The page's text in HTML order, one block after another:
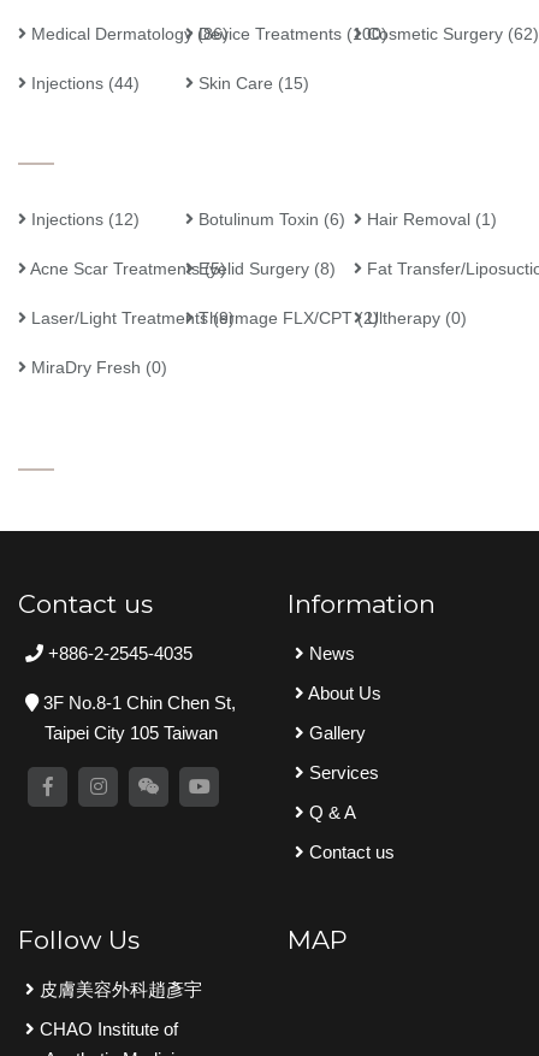
Medical Dermatology (86)
Device Treatments (100)
Cosmetic Surgery (62)
Injections (44) Skin Care (15)
Injections (12) Botulinum Toxin (6) Hair Removal (1)
Acne Scar Treatments (5)
Eyelid Surgery (8) Fat Transfer/
Laser/Light Treatments (9)
Thermage FLX/CPT (2)
Ultherapy (0)
MiraDry Fresh (0)
Contact us
+886-2-2545-4035
3F No.8-1 Chin Chen St,
Taipei City 105 Taiwan
Information
News
About Us
Gallery
Services
Q & A
Contact us
Follow Us
皮膚美容外科趙彥宇
CHAO Institute of
MAP